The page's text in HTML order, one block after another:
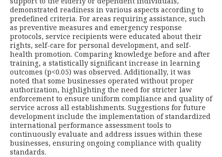
demonstrated readiness in various aspects according to
predefined criteria. For areas requiring assistance, such
as preventive measures and emergency response
protocols, service recipients were educated about their
rights, self-care for personal development, and self-
health promotion. Comparing knowledge before and after
training, a statistically significant increase in learning
outcomes (p<0.05) was observed. Additionally, it was
noted that some businesses operated without proper
authorization, highlighting the need for stricter law
enforcement to ensure uniform compliance and quality of
service across all establishments. Suggestions for future
development include the implementation of standardized
international performance assessment tools to
continuously evaluate and address issues within these
businesses, ensuring ongoing compliance with quality
standards.